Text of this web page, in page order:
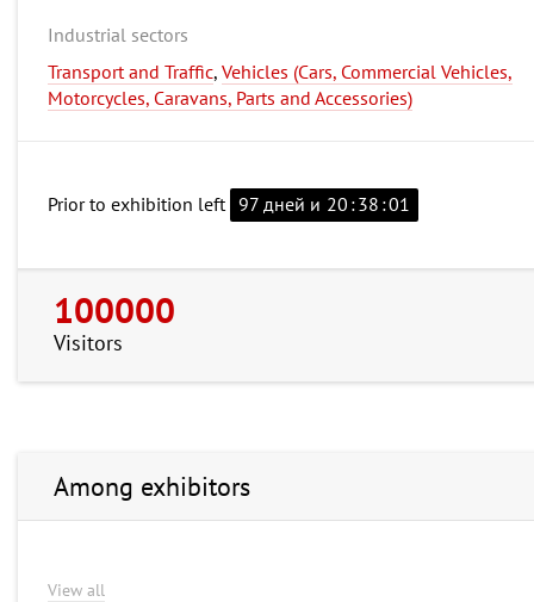
Industrial sectors
Transport and Traffic, Vehicles (Cars, Commercial Vehicles,
Motorcycles, Caravans, Parts and Accessories)
Prior to exhibition left 97 дней и 20 :38 :00
100000
Visitors
Among exhibitors
View all